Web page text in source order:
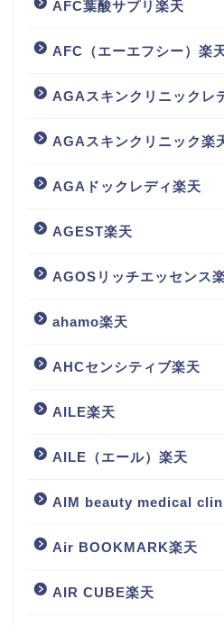
AFC葉酸サプリ楽天
AFC（エーエフシー）楽
AGAスキンクリニックレ
AGAスキンクリニック楽
AGAドックレディ楽天
AGEST楽天
AGOSリッチエッセンス
ahamo楽天
AHCセンシティブ楽天
AILE楽天
AILE（エール）楽天
AIM beauty medical
Air BOOKMARK楽天
AIR CUBE楽天